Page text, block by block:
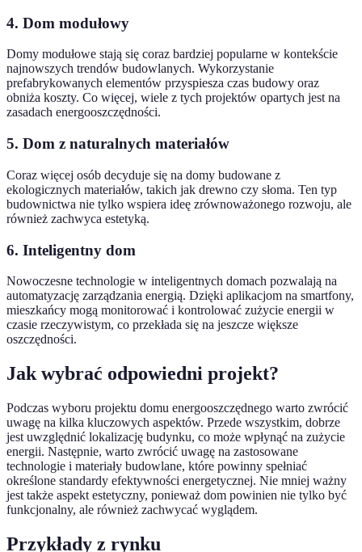
4. Dom modułowy
Domy modułowe stają się coraz bardziej popularne w kontekście
najnowszych trendów budowlanych. Wykorzystanie
prefabrykowanych elementów przyspiesza czas budowy oraz
obniża koszty. Co więcej, wiele z tych projektów opartych jest na
zasadach energooszczędności.
5. Dom z naturalnych materiałów
Coraz więcej osób decyduje się na domy budowane z
ekologicznych materiałów, takich jak drewno czy słoma. Ten typ
budownictwa nie tylko wspiera ideę zrównoważonego rozwoju, ale
również zachwyca estetyką.
6. Inteligentny dom
Nowoczesne technologie w inteligentnych domach pozwalają na
automatyzację zarządzania energią. Dzięki aplikacjom na smartfony,
mieszkańcy mogą monitorować i kontrolować zużycie energii w
czasie rzeczywistym, co przekłada się na jeszcze większe
oszczędności.
Jak wybrać odpowiedni projekt?
Podczas wyboru projektu domu energooszczędnego warto zwrócić
uwagę na kilka kluczowych aspektów. Przede wszystkim, dobrze
jest uwzględnić lokalizację budynku, co może wpłynąć na zużycie
energii. Następnie, warto zwrócić uwagę na zastosowane
technologie i materiały budowlane, które powinny spełniać
określone standardy efektywności energetycznej. Nie mniej ważny
jest także aspekt estetyczny, ponieważ dom powinien nie tylko być
funkcjonalny, ale również zachwycać wyglądem.
Przykłady z rynku